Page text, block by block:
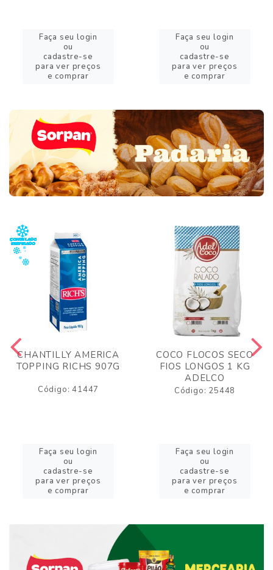
Faça seu login
ou
cadastre-se
para ver preços
e comprar
Faça seu login
ou
cadastre-se
para ver preços
e comprar
CHANTILLY AMERICA
TOPPING RICHS 907G
Código: 41447
Faça seu login
ou
cadastre-se
para ver preços
e comprar
COCO FLOCOS SECO
FIOS LONGOS 1 KG
ADELCO
Código: 25448
Faça seu login
ou
cadastre-se
para ver preços
e comprar